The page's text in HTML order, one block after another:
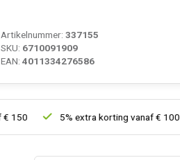
Artikelnummer:337155
SKU: 6710091909
EAN:4011334276586
5% extra korting vanaf € 1000